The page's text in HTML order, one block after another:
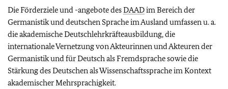
Die Förderziele und -angebote desDAADim Bereich der
Germanistik und deutschen Sprache im Ausland umfassen u. a.
die akademische Deutschlehrkräfteausbildung, die
internationale Vernetzung von Akteurinnen und Akteuren der
Germanistik und für Deutsch als Fremdsprache sowie die
Stärkung des Deutschen als Wissenschaftssprache im Kontext
akademischer Mehrsprachigkeit.